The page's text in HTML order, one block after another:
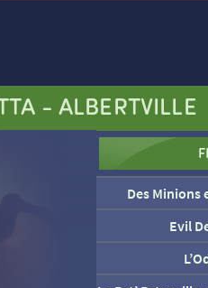
- ALBERTVILLE
Des Minions
Evil